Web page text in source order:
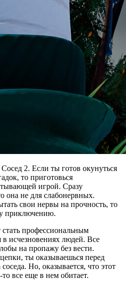
2. Если ты готов окунуться
то приготовься
игрой. Сразу
она не для слабонервных.
свои нервы на прочность, то
приключению.
стать профессиональным
в исчезновениях людей. Все
на пропажу без вести.
ты оказываешься перед
Но, оказывается, что этот
все еще в нем обитает.